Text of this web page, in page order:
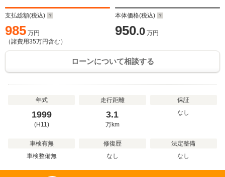
支払総額(税込)
985 万円
（諸費用35万円含む）
本体価格(税込)
950.0 万円
ローンについて相談する
年式
1999
(H11)
走行距離
3.1
万km
保証
なし
車検有無
車検整備無
修復歴
なし
法定整備
なし